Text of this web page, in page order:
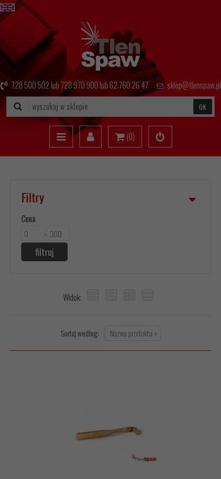
728 500 502lub 728 970 900 lub 62 760 26 47 sklep@tlenspaw.pl
OK
(0)
Filtry
Cena
-
Widok:
Sortuj według: